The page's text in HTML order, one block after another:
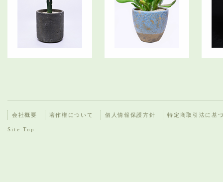
会社概要 著作権について 個人情報保護方針 特定商取引法に基
Site Top